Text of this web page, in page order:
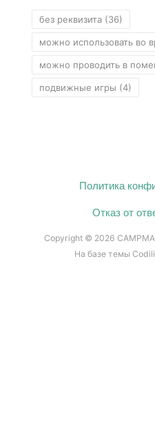
без реквизита(36)
можно использовать во
можно проводить в
подвижные игры (4)
Политика
Отказ от
Copyright © 2026
На базе темы